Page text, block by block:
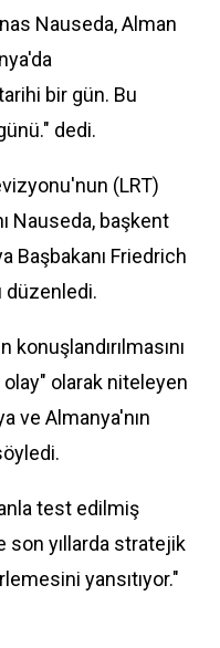
Nauseda, Alman
bir gün. Bu
dedi.
(LRT)
Nauseda, başkent
Başbakanı Friedrich
düzenledi.
olarak niteleyen
ve Almanya'nın
test edilmiş
yıllarda stratejik
yansıtıyor."